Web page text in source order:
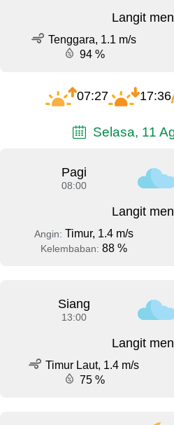
Langit
Tenggara, 1.1 m/s
94 %
07:27 17:36
Selasa, 11
Pagi
08:00
Langit
Angin: Timur, 1.4 m/s
Kelembaban: 88 %
Siang
13:00
Langit
Timur Laut, 1.4 m/s
75 %